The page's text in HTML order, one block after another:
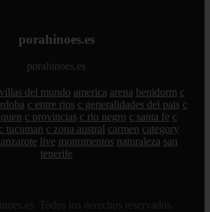
porahinoes.es
porahinoes.es
del mundo america arena benidorm c
c entre rios c generalidades del pais c
c provincias c rio negro c santa fe c
c tucuman c zona austral carmen category
live monumentos naturaleza san
tenerife
Todos los derechos reservados.